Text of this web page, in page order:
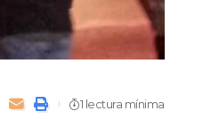
1 lectura mínima